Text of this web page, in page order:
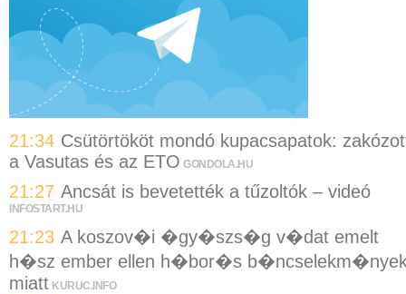
21:34 Csütörtököt mondó kupacsapatok:
a Vasutas és az ETO GONDOLA.HU
21:27 Ancsát is bevetették a tűzoltók – videó
INFOSTART.HU
21:23 A koszov�i �gy�szs�g v�dat emelt
h�sz ember ellen h�bor�s
miatt KURUC.INFO